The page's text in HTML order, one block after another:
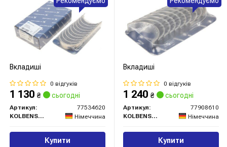
Вкладиші
0 відгуків
1 130 ₴ сьогодні
Артикул:
77534620
KOLBENSCHMIDT
Німеччина
Купити
Вкладиші
0 відгуків
1 240 ₴ сьогодні
Артикул:
77908610
KOLBENSCHMIDT
Німеччина
Купити